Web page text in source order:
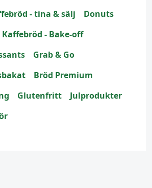
- tina & sälj
Donuts
Kaffebröd - Bake-off
Grab & Go
Bröd Premium
Glutenfritt
Julprodukter